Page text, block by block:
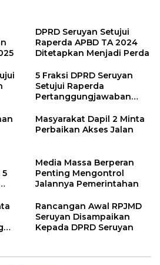
DPRD Seruyan Setujui
Raperda APBD TA 2024
Ditetapkan Menjadi Perda
5 Fraksi DPRD Seruyan
Setujui Raperda
Pertanggungjawaban
2024
Masyarakat Dapil 2 Minta
Perbaikan Akses Jalan
5
Media Massa Berperan
Penting Mengontrol
Jalannya Pemerintahan
Rancangan Awal RPJMD
Seruyan Disampaikan
Kepada DPRD Seruyan